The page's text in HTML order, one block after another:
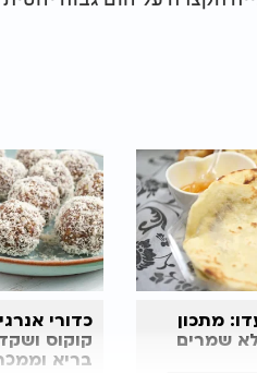
מתכון
שמרים
כדורי
קוקוס
בריא